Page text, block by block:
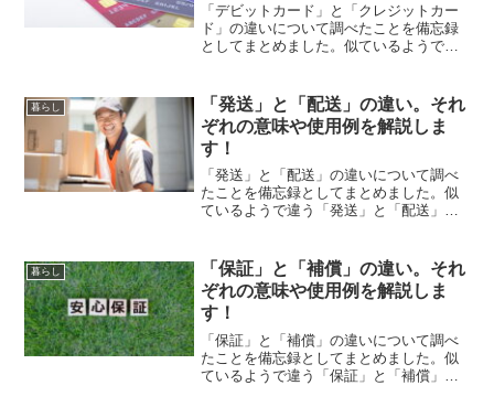
「デビットカード」と「クレジットカー
ド」の違いについて調べたことを備忘録
としてまとめました。似ているようで違
りやすく解説します。
暮らし
「発送」と「配送」の違い。それ
ぞれの意味や使用例を解説しま
す！
「発送」と「配送」の違いについて調べ
たことを備忘録としてまとめました。似
ているようで違う「発送」と「配送」の
暮らし
「保証」と「補償」の違い。それ
ぞれの意味や使用例を解説しま
す！
「保証」と「補償」の違いについて調べ
たことを備忘録としてまとめました。似
ているようで違う「保証」と「補償」の